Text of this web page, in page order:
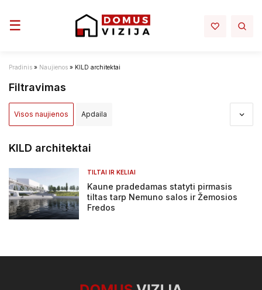
Toggle navigation
☰
Pradinis » Naujienos » KILD architektai
Filtravimas
Visos naujienos Apdaila
Infrastruktura Interjeras Inžinerija
Įstatymai ir reglamentai
KILD architektai
TILTAI IR KELIAI
Kaune pradedamas statyti pirmasis
tiltas tarp Nemuno salos ir Žemosios
Fredos